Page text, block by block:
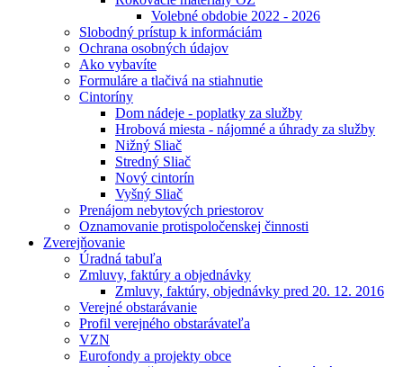
Volebné obdobie 2022 - 2026
Slobodný prístup k informáciám
Ochrana osobných údajov
Ako vybavíte
Formuláre a tlačivá na stiahnutie
Cintoríny
Dom nádeje - poplatky za služby
Hrobová miesta - nájomné a úhrady za služby
Nižný Sliač
Stredný Sliač
Nový cintorín
Vyšný Sliač
Prenájom nebytových priestorov
Oznamovanie protispoločenskej činnosti
Zverejňovanie
Úradná tabuľa
Zmluvy, faktúry a objednávky
Zmluvy, faktúry, objednávky pred 20. 12. 2016
Verejné obstarávanie
Profil verejného obstarávateľa
VZN
Eurofondy a projekty obce